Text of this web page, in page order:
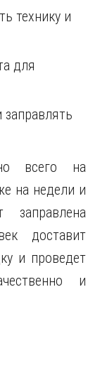
технику и
для
всего на
на недели и
доставит
и проведет
и